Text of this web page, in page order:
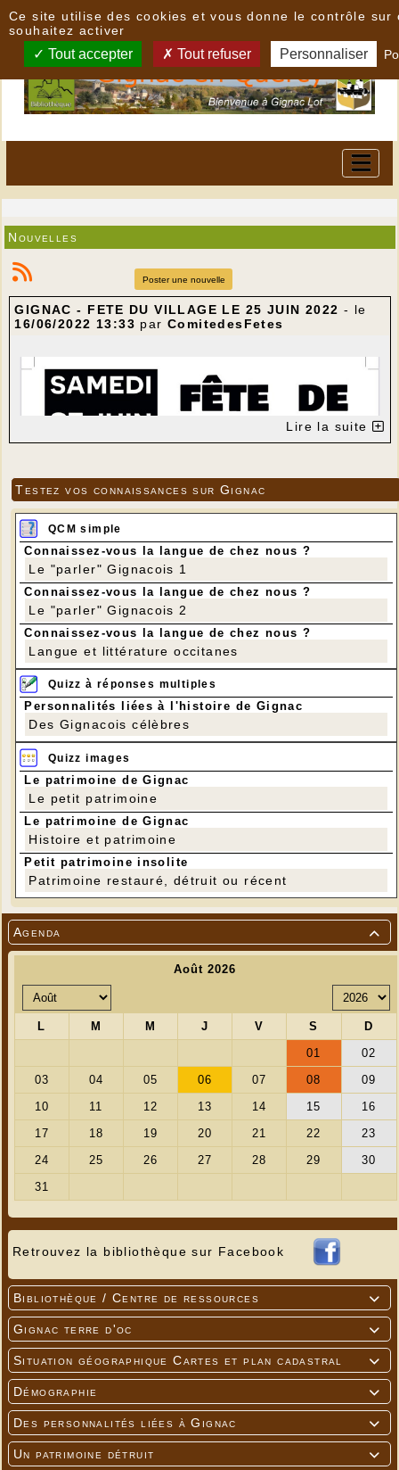

Agenda
Retrouvez la bibliothèque sur Facebook

Bibliothèque / Centre de ressources

Gignac terre d'oc

Situation géographique Cartes et plan cadastral

Démographie

Des personnalités liées à Gignac

Un patrimoine détruit
Nouvelles
Poster une nouvelle
GIGNAC - FETE DU VILLAGE LE 25 JUIN 2022 - le
16/06/2022 13:33 par ComitedesFetes
Lire la suite
Testez vos connaissances sur Gignac
QCM simple
Connaissez-vous la langue de chez nous ?
Le "parler" Gignacois 1
Connaissez-vous la langue de chez nous ?
Le "parler" Gignacois 2
Connaissez-vous la langue de chez nous ?
Langue et littérature occitanes
Quizz à réponses multiples
Personnalités liées à l'histoire de Gignac
Des Gignacois célèbres
Quizz images
Le patrimoine de Gignac
Le petit patrimoine
Le patrimoine de Gignac
Histoire et patrimoine
Petit patrimoine insolite
Patrimoine restauré, détruit ou récent
Ce site utilise des cookies et vous donne le contrôle sur
souhaitez activer
Tout accepter Tout refuser Personnaliser